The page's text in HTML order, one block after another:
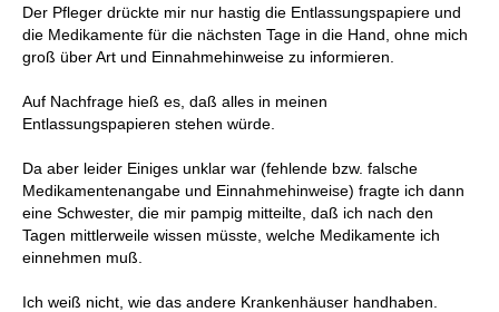
Der Pfleger drückte mir nur hastig die Entlassungspapiere und
die Medikamente für die nächsten Tage in die Hand, ohne mich
groß über Art und Einnahmehinweise zu informieren.
Auf Nachfrage hieß es, daß alles in meinen
Entlassungspapieren stehen würde.
Da aber leider Einiges unklar war (fehlende bzw. falsche
Medikamentenangabe und Einnahmehinweise) fragte ich dann
eine Schwester, die mir pampig mitteilte, daß ich nach den
Tagen mittlerweile wissen müsste, welche Medikamente ich
einnehmen muß.
Ich weiß nicht, wie das andere Krankenhäuser handhaben.